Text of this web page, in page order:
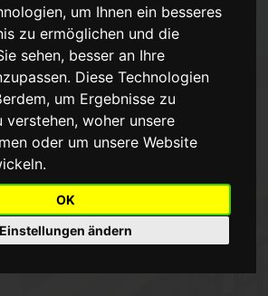
um Ihnen ein besseres
zu ermöglichen und die
sehen, besser an Ihre
Diese Technologien
um Ergebnisse zu
verstehen, woher unsere
oder um unsere Website
OK
Einstellungen ändern
2 - Herren II -
20:15 Uhr
Maxdorfer.Die Punkte
Hammer 1:0, Hoffelder 1:0, Koplin 0:1,
Doppel